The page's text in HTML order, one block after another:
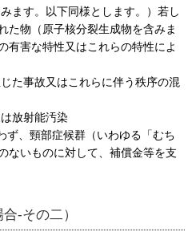
ます。以下同様とします。）若し
た物（原子核分裂生成物を含みま
有害な特性又はこれらの特性によ
た事故又はこれらに伴う秩序の混
放射能汚染
、頸部症候群（いわゆる「むち
ないものに対して、補償金等を支
-その二）